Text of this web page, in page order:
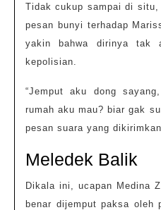
Tidak cukup sampai di situ,
pesan bunyi terhadap
yakin bahwa dirinya tak
kepolisian.
“Jemput aku dong
rumah aku mau? biar gak
pesan suara yang
Meledek Balik
Dikala ini, ucapan Medina
benar dijemput paksa oleh